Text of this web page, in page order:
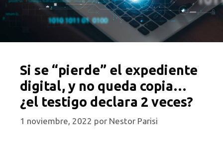
Si se “pierde” el expediente
digital, y no queda copia…
¿el testigo declara 2 veces?
1 noviembre, 2022 por Nestor Parisi